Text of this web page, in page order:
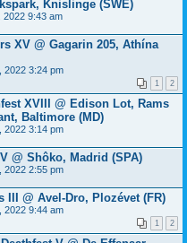
Knislinge (SWE)
2022 9:43 am
XV @ Gagarin 205, Athína
2022 3:24 pm
1 2
XVIII @ Edison Lot, Rams
Baltimore (MD)
2022 3:14 pm
@ Shôko, Madrid (SPA)
2022 2:55 pm
III @ Avel-Dro, Plozévet (FR)
2022 9:44 am
1 2